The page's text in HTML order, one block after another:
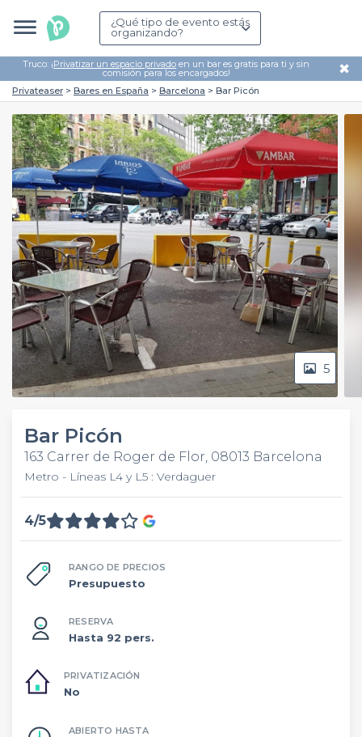
¿Qué tipo de evento estás
organizando?
Truco: ¡Privatizar un espacio privado en un bar es gratis para ti y sin
comisión para los encargados! ✖
Privateaser Bares en España Barcelona Bar Picón
5
Bar Picón
163 Carrer de Roger de Flor, 08013 Barcelona
Metro - Líneas L4 y L5 : Verdaguer
4/5
RANGO DE PRECIOS
Presupuesto
RESERVA
Hasta 92 pers.
PRIVATIZACIÓN
No
ABIERTO HASTA